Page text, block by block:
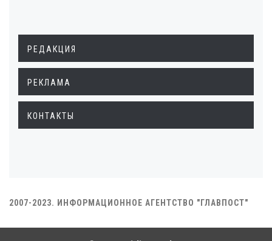
РЕДАКЦИЯ
РЕКЛАМА
КОНТАКТЫ
2007-2023. ИНФОРМАЦИОННОЕ АГЕНТСТВО "ГЛАВПОСТ"